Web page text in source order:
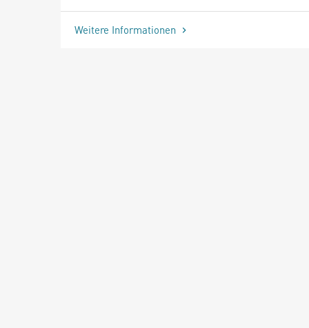
Weitere Informationen